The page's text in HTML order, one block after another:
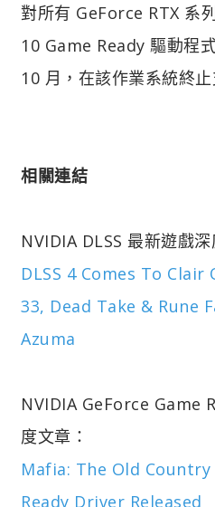
對所有 GeForce RTX 系
10 Game Ready 驅動程
10 月，在該作業系統終
相關連結
NVIDIA DLSS 最新遊戲深
DLSS 4 Comes To
33, Dead Take & Rune
Azuma
NVIDIA GeForce Game
度文章：
Mafia: The Old Country
Ready Driver Released